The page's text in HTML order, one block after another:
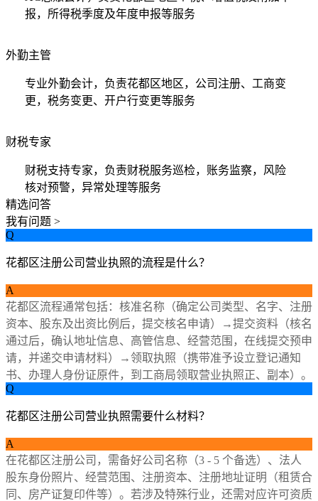
报，所得税季度及年度申报等服务
外勤主管
专业外勤会计，负责花都区地区，公司注册、工商变
更，税务变更、开户行变更等服务
财税专家
财税支持专家，负责财税服务巡检，账务监察，风险
核对预警，异常处理等服务
精选问答
我有问题 >
Q
花都区注册公司营业执照的流程是什么？
A
花都区流程通常包括：核准名称（确定公司类型、名字、注册
资本、股东及出资比例后，提交核名申请）→提交资料（核名
通过后，确认地址信息、高管信息、经营范围，在线提交预申
请，并递交申请材料）→领取执照（携带准予设立登记通知
书、办理人身份证原件，到工商局领取营业执照正、副本）。
Q
花都区注册公司营业执照需要什么材料？
A
在花都区注册公司，需备好公司名称（3 - 5 个备选）、法人
股东身份照片、经营范围、注册资本、注册地址证明（租赁合
同、房产证复印件等）。若涉及特殊行业，还需对应许可资质